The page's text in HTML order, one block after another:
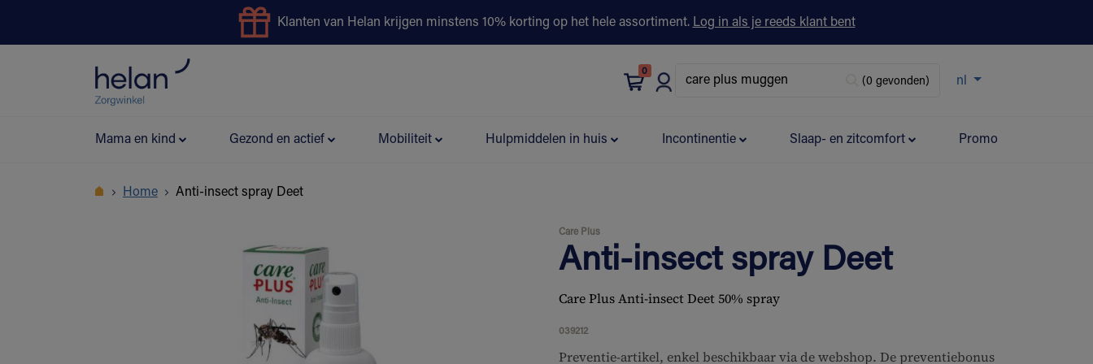
Klanten van Helan krijgen minstens 10% korting op het hele assortiment. Log in als je reeds klant bent
Advies & Partners▾
0
(0 gevonden) nl
Mama en kind Gezond en actief Mobiliteit Hulpmiddelen in huis Incontinentie Slaap- en zitcomfort Promo
Home Anti-insect spray Deet
Care Plus
Anti-insect spray Deet
Care Plus Anti-insect Deet 50% spray
039212
Preventie-artikel, enkel beschikbaar via de webshop. De preventiebonus